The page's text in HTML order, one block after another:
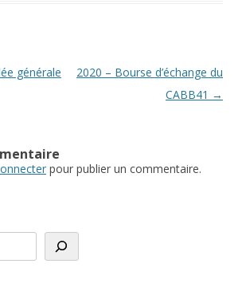
générale
2020 – Bourse d’échange du
CABB41 →
pour publier un commentaire.